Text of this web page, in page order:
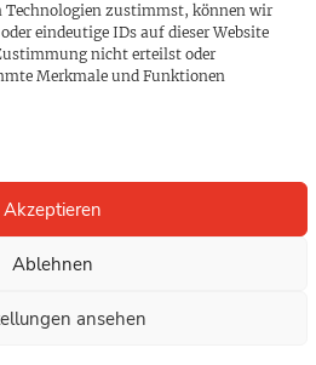
Technologien zustimmst, können wir
eindeutige IDs auf dieser Website
nicht erteilst oder
Merkmale und Funktionen
Akzeptieren
Ablehnen
ansehen